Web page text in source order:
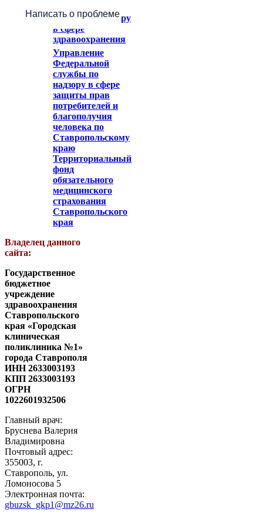
Написать о проблеме
Федеральное
служба по надзору
в сфере
здравоохранения
Управление
Федеральной
службы по
надзору в сфере
защиты прав
потребителей и
благополучия
человека по
Ставропольскому
краю
Территориальный
фонд
обязательного
медицинского
страхования
Ставропольского
края
Владелец данного
сайта:
Государственное
бюджетное
учреждение
здравоохранения
Ставропольского
края «Городская
клиническая
поликлиника №1»
города Ставрополя
ИНН 2633003193
КПП 2633003193
ОГРН
1022601932506
Главный врач:
Бруснева Валерия
Владимировна
Почтовый адрес:
355003, г.
Ставрополь, ул.
Ломоносова 5
Электронная почта:
gbuzsk_gkp1@mz26.ru